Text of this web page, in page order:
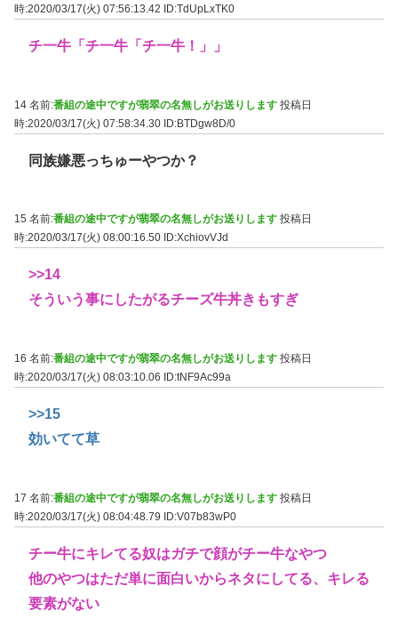
時:2020/03/17(火) 07:56:13.42 ID:TdUpLxTK0
チ一牛「チ一牛「チ一牛！」」
14 名前:番組の途中ですが翡翠の名無しがお送りします 投稿日
時:2020/03/17(火) 07:58:34.30 ID:BTDgw8D/0
同族嫌悪っちゅーやつか？
15 名前:番組の途中ですが翡翠の名無しがお送りします 投稿日
時:2020/03/17(火) 08:00:16.50 ID:XchiovVJd
>>14
そういう事にしたがるチーズ牛丼きもすぎ
16 名前:番組の途中ですが翡翠の名無しがお送りします 投稿日
時:2020/03/17(火) 08:03:10.06
ID:tNF9Ac99a
>>15
効いてて草
17 名前:番組の途中ですが翡翠の名無しがお送りします 投稿日
時:2020/03/17(火) 08:04:48.79 ID:V07b83wP0
チー牛にキレてる奴はガチで顔がチー牛なやつ
他のやつはただ単に面白いからネタにしてる、キレる
要素がない